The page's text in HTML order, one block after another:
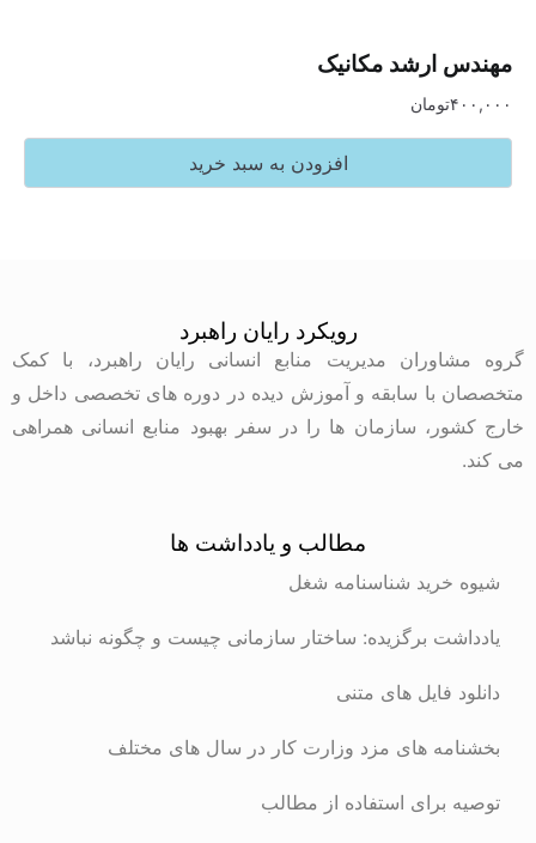
مکانیک
تومان
افزودن به سبد خرید
رویکرد رایان راهبرد
مدیریت منابع انسانی رایان راهبرد، با کمک
با سابقه و آموزش دیده در دوره های تخصصی داخل و
سازمان ها را در سفر بهبود منابع انسانی همراهی
مطالب و یادداشت ها
شناسنامه شغل
برگزیده: ساختار سازمانی چیست و چگونه نباشد
فایل های متنی
های مزد وزارت کار در سال های مختلف
استفاده از مطالب